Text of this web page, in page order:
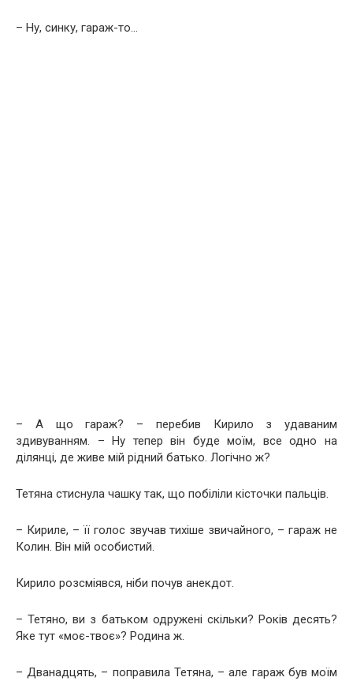
– Ну, синку, гараж-то…
– А що гараж? – перебив Кирило з удаваним
здивуванням. – Ну тепер він буде моїм, все одно на
ділянці, де живе мій рідний батько. Логічно ж?
Тетяна стиснула чашку так, що побіліли кісточки пальців.
– Кириле, – її голос звучав тихіше звичайного, – гараж не
Колин. Він мій особистий.
Кирило розсміявся, ніби почув анекдот.
– Тетяно, ви з батьком одружені скільки? Років десять?
Яке тут «моє-твоє»? Родина ж.
– Дванадцять, – поправила Тетяна, – але гараж був моїм